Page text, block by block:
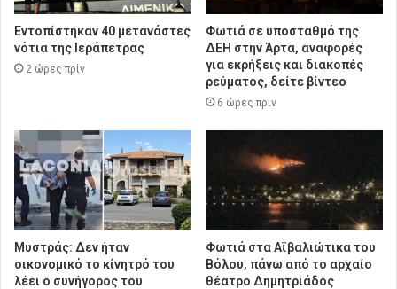
Εντοπίστηκαν 40 μετανάστες
νότια της Ιεράπετρας
2 ώρες πρίν
Φωτιά σε υποσταθμό της
ΔΕΗ στην Άρτα, αναφορές
για εκρήξεις και διακοπές
ρεύματος, δείτε βίντεο
6 ώρες πρίν
Μυστράς: Δεν ήταν
οικονομικό το κίνητρό του
λέει ο συνήγορος του
Φωτιά στα Αϊβαλιώτικα του
Βόλου, πάνω από το αρχαίο
θέατρο Δημητριάδος